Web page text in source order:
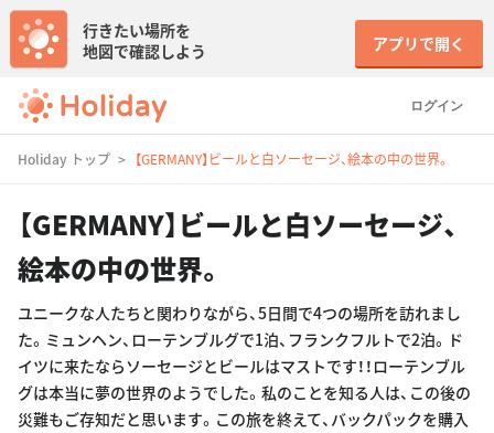
ログイン
行きたい場所を
地図で確認しよう
アプリで開く
Holiday トップ 【GERMANY】ビールと白ソーセージ、絵本の中の世界。
【GERMANY】ビールと白ソーセージ、
絵本の中の世界。
ユニークな人たちと関わりながら、5日間で4つの場所を訪れまし
た。ミュンヘン、ローテンブルグで1泊、フランクフルトで2泊。ド
イツに来たならソーセージとビールはマストです！！ローテンブル
グは本当に夢の世界のようでした。私のことを知る人は、この後の
災難もご存知だと思います。この旅を終えて、バックパックを購入